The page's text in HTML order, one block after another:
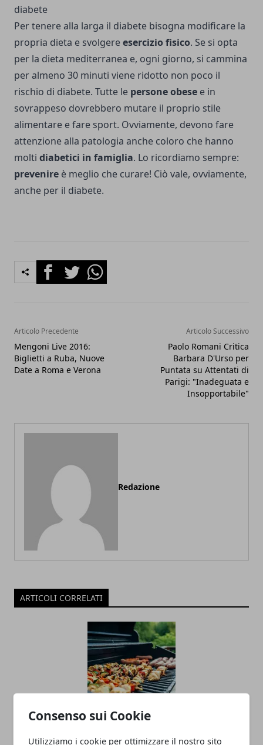
Consenso sui Cookie
Utilizziamo i cookie per ottimizzare il nostro sito
diabete
Per tenere alla larga il diabete bisogna modificare la
propria dieta e svolgereesercizio fisico. Se si opta
per la dieta mediterranea e, ogni giorno, si cammina
per almeno 30 minuti viene ridotto non poco il
rischio di diabete. Tutte le persone obese e in
sovrappeso dovrebbero mutare il proprio stile
alimentare e fare sport. Ovviamente, devono fare
attenzione alla patologia anche coloro che hanno
molti diabetici in famiglia. Lo ricordiamo sempre:
prevenire è meglio che curare! Ciò vale, ovviamente,
anche per il diabete.
FacebookTwitterWhatsapp
Articolo Precedente
Mengoni Live 2016:
Biglietti a Ruba, Nuove
Date a Roma e Verona
Articolo Successivo
Paolo Romani Critica
Barbara D'Urso per
Puntata su Attentati di
Parigi: "Inadeguata e
Insopportabile"
Redazione
ARTICOLI CORRELATI